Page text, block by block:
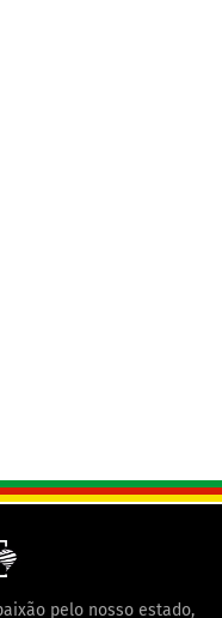
pelo nosso estado,